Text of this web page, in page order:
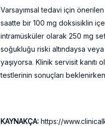
Varsayımsal tedavi için
saatte bir 100 mg doksisiklin
intramüsküler olarak 250 mg
soğukluğu riski altındaysa
yaşıyorsa. Klinik servisit
testlerinin sonuçları
KAYNAKÇA: https://